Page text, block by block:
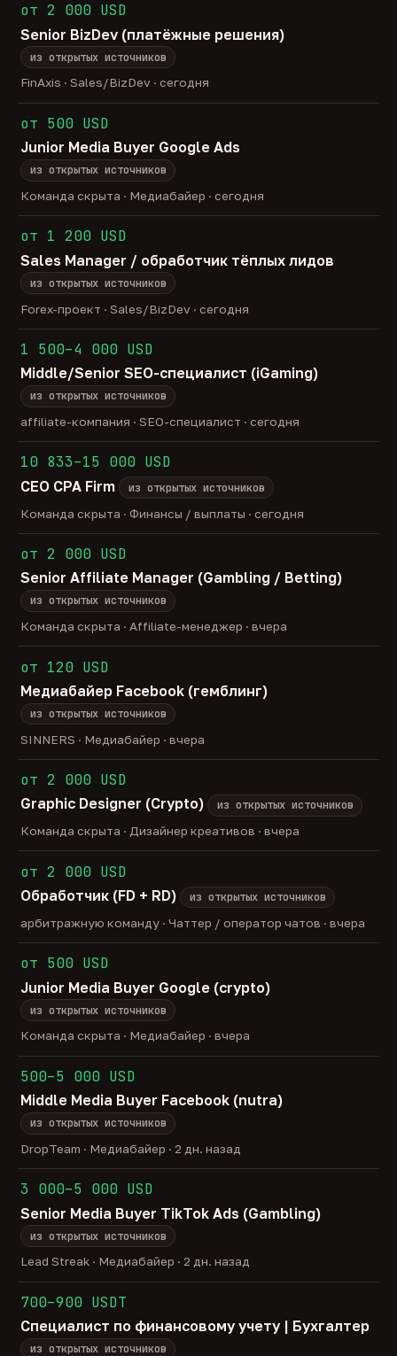
только с зарплатой
Свежесть:протухшее удаляется автоматически
через 30 дней.
35 TG-каналов ·5ATS-площадок ·
от 2 000 USD
Senior BizDev (платёжные решения)
из открытых источников
FinAxis · Sales/BizDev · сегодня
от 500 USD
Junior Media Buyer Google Ads
из открытых источников
Команда скрыта · Медиабайер · сегодня
от 1 200 USD
Sales Manager / обработчик тёплых лидов
из открытых источников
Forex-проект · Sales/BizDev · сегодня
1 500–4 000 USD
Middle/Senior SEO-специалист (iGaming)
из открытых источников
affiliate-компания · SEO-специалист · сегодня
10 833–15 000 USD
CEO CPA Firm
из открытых источников
Команда скрыта · Финансы / выплаты · сегодня
от 2 000 USD
Senior Affiliate Manager (Gambling / Betting)
из открытых источников
Команда скрыта · Affiliate-менеджер · вчера
от 120 USD
Медиабайер Facebook (гемблинг)
из открытых источников
SINNERS · Медиабайер · вчера
от 2 000 USD
Graphic Designer (Crypto)
из открытых источников
Команда скрыта · Дизайнер креативов · вчера
от 2 000 USD
Обработчик (FD + RD)
из открытых источников
арбитражную команду · Чаттер / оператор чатов · вчера
от 500 USD
Junior Media Buyer Google (crypto)
из открытых источников
Команда скрыта · Медиабайер · вчера
500–5 000 USD
Middle Media Buyer Facebook (nutra)
из открытых источников
DropTeam · Медиабайер · 2 дн. назад
3 000–5 000 USD
Senior Media Buyer TikTok Ads (Gambling)
из открытых источников
Lead Streak · Медиабайер · 2 дн. назад
700–900 USDT
Специалист по финансовому учету | Бухгалтер
из открытых источников